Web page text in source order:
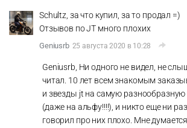
Schultz, за что купил, за то продал =)
Отзывов по JT много плохих
Geniusrb 25 августа 2020 в 10:28
Geniusrb, Ни одного не видел, не
читал. 10 лет всем знакомым
и звезды jt на самую разнообразную
(даже на альфу!!!!), и никто еще ни
говорил про них плохо. Мне думается